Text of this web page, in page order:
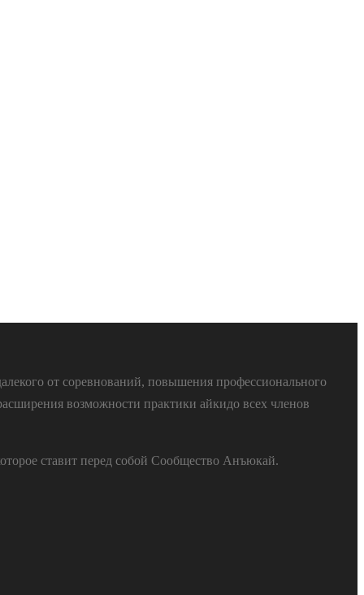
от соревнований, повышения профессионального
возможности практики айкидо всех членов
ставит перед собой Сообщество Анъюкай.